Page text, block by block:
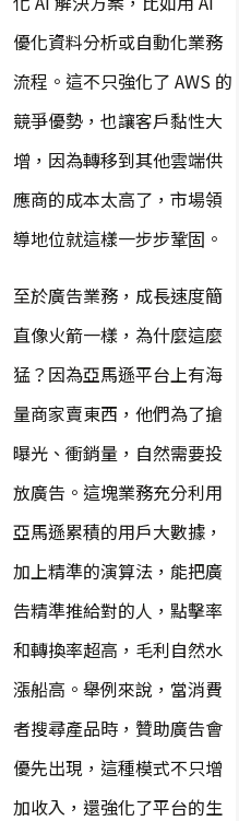
優化資料分析或自動化業務
流程。這不只強化了 AWS 的
競爭優勢，也讓客戶黏性大
增，因為轉移到其他雲端供
應商的成本太高了，市場領
導地位就這樣一步步鞏固。
至於廣告業務，成長速度簡
直像火箭一樣，為什麼這麼
猛？因為亞馬遜平台上有海
量商家賣東西，他們為了搶
曝光、衝銷量，自然需要投
放廣告。這塊業務充分利用
亞馬遜累積的用戶大數據，
加上精準的演算法，能把廣
告精準推給對的人，點擊率
和轉換率超高，毛利自然水
漲船高。舉例來說，當消費
者搜尋產品時，贊助廣告會
優先出現，這種模式不只增
加收入，還強化了平台的生